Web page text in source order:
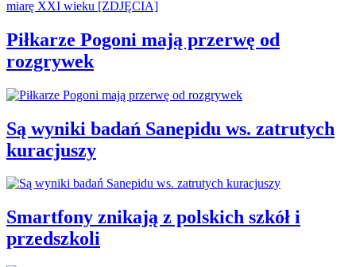
Piłkarze Pogoni mają przerwę od
rozgrywek
Są wyniki badań Sanepidu ws. zatrutych
kuracjuszy
Smartfony znikają z polskich szkół i
przedszkoli